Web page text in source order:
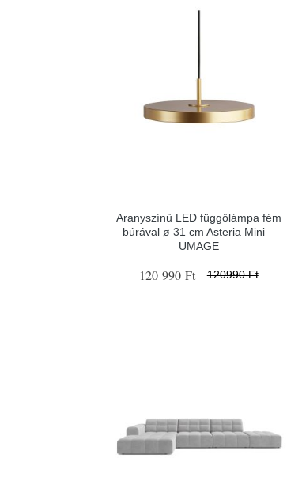
Aranyszínű LED függőlámpa fém
búrával ø 31 cm Asteria Mini –
UMAGE
120 990 Ft 120990 Ft